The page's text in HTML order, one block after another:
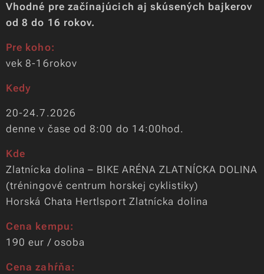
Vhodné pre začínajúcich aj skúsených bajkerov
od 8 do 16 rokov.
Pre koho:
vek 8-16rokov
Kedy
20-24.7.2026
denne v čase od 8:00 do 14:00hod.
Kde
Zlatnícka dolina – BIKE ARÉNA ZLATNÍCKA DOLINA
(tréningové centrum horskej cyklistiky)
Horská Chata Hertlsport Zlatnícka dolina
Cena kempu:
190 eur / osoba
Cena zahŕňa: